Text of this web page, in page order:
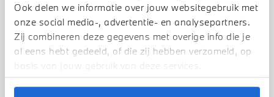
Ook delen we informatie over jouw websitegebruik met
onze social media-, advertentie- en analysepartners.
Zij combineren deze gegevens met overige info die je
al eens hebt gedeeld, of die zij hebben verzameld, op
basis van jouw gebruik van deze services.